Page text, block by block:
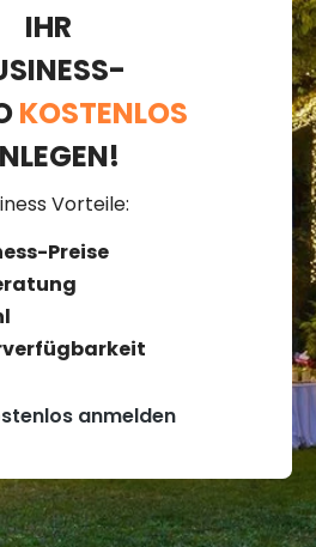
IHR
KOSTENLOS
Vorteile:
Preise
anmelden